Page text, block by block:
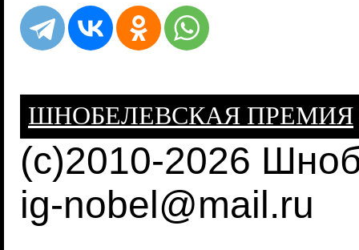
ШНОБЕЛЕВСКАЯ ПРЕМИЯ
(c)2010-2026
ig-nobel@mail.ru